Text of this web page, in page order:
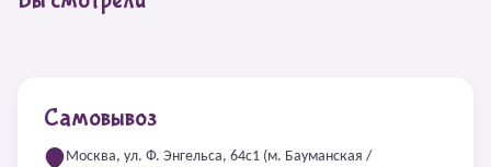
Самовывоз
Москва, ул. Ф. Энгельса, 64с1 (м. Бауманская /